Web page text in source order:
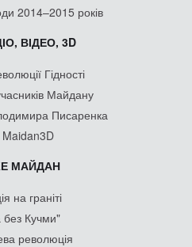
2014–2015 років
ВІДЕО, 3D
Гідності
Майдану
Писаренка
Maidan3D
МАЙДАН
на граніті
без Кучми"
революція